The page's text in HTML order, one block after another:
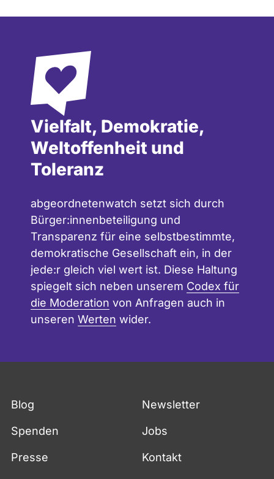
Vielfalt, Demokratie,
Weltoffenheit und
Toleranz
abgeordnetenwatch setzt sich durch
Bürger:innenbeteiligung und
Transparenz für eine selbstbestimmte,
demokratische Gesellschaft ein, in der
jede:r gleich viel wert ist. Diese Haltung
spiegelt sich neben unserem Codex für
die Moderation von Anfragen auch in
unseren Werten wider.
Blog Newsletter
Spenden Jobs
Presse Kontakt